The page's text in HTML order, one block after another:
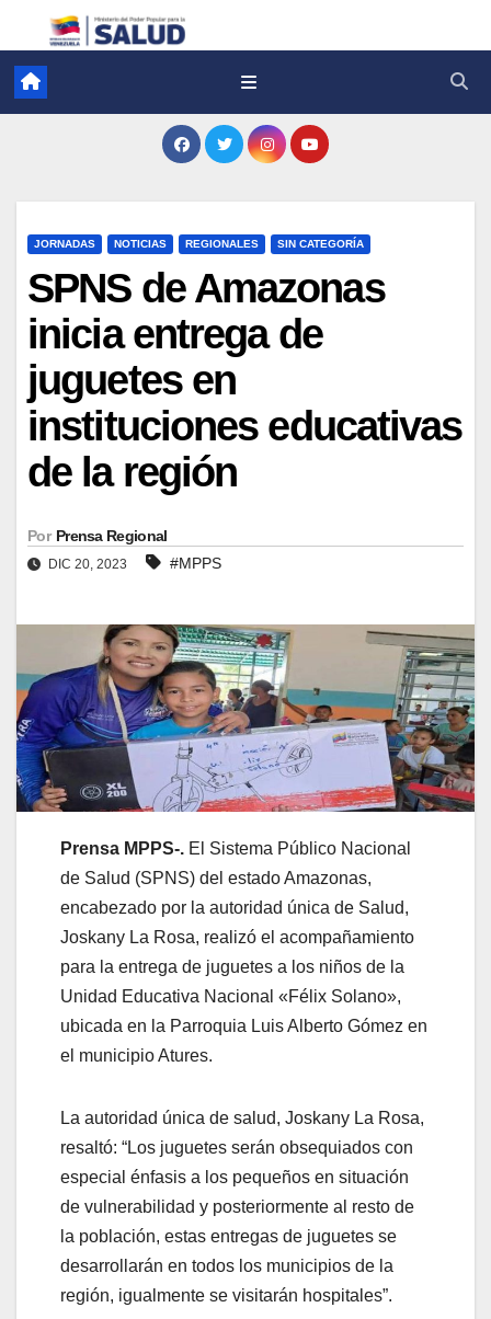
JORNADAS NOTICIAS REGIONALES SIN CATEGORÍA
SPNS de Amazonas
inicia entrega de
juguetes en
instituciones educativas
de la región
Por Prensa Regional
DIC 20, 2023 #MPPS
Prensa MPPS-. El Sistema Público Nacional
de Salud (SPNS) del estado Amazonas,
encabezado por la autoridad única de Salud,
Joskany La Rosa, realizó el acompañamiento
para la entrega de juguetes a los niños de la
Unidad Educativa Nacional «Félix Solano»,
ubicada en la Parroquia Luis Alberto Gómez en
el municipio Atures.
La autoridad única de salud, Joskany La Rosa,
resaltó: “Los juguetes serán obsequiados con
especial énfasis a los pequeños en situación
de vulnerabilidad y posteriormente al resto de
la población, estas entregas de juguetes se
desarrollarán en todos los municipios de la
región, igualmente se visitarán hospitales”.